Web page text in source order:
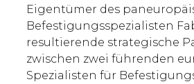
Eigentümer des
Befestigungsspezialisten
resultierende strategische
zwischen zwei führenden
Spezialisten für